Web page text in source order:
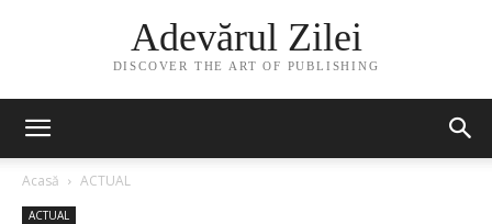
Adevărul Zilei
DISCOVER THE ART OF PUBLISHING
Acasă ACTUAL
ACTUAL